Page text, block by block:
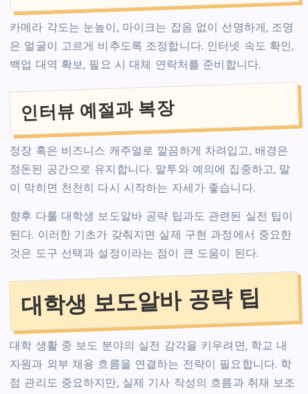
카메라 각도는 눈높이, 마이크는 잡음 없이 선명하게, 조명
은 얼굴이 고르게 비추도록 조정합니다. 인터넷 속도 확인,
백업 대역 확보, 필요 시 대체 연락처를 준비합니다.
인터뷰 예절과 복장
정장 혹은 비즈니스 캐주얼로 깔끔하게 차려입고, 배경은
정돈된 공간으로 유지합니다. 말투와 예의에 집중하고, 말
이 막히면 천천히 다시 시작하는 자세가 좋습니다.
향후 다룰 대학생 보도알바 공략 팁과도 관련된 실전 팁이
된다. 이러한 기초가 갖춰지면 실제 구현 과정에서 중요한
것은 도구 선택과 설정이라는 점이 큰 도움이 된다.
대학생 보도알바 공략 팁
대학 생활 중 보도 분야의 실전 감각을 키우려면, 학교 내
자원과 외부 채용 흐름을 연결하는 전략이 필요합니다. 학
점 관리도 중요하지만, 실제 기사 작성의 흐름과 취재 보조